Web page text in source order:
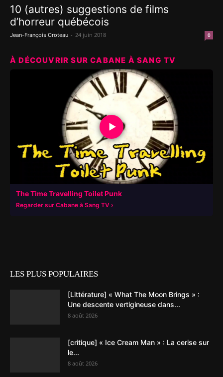
10 (autres) suggestions de films
d’horreur québécois
Jean-François Croteau - 24 juin 2018 0
À DÉCOUVRIR SUR CABANE À SANG TV
▶
The Time Travelling Toilet Punk
Regarder sur Cabane à Sang TV
LES PLUS POPULAIRES
[Littérature] « What The Moon Brings » :
Une descente vertigineuse dans...
8 août 2026
[critique] « Ice Cream Man » : La cerise sur
le...
8 août 2026